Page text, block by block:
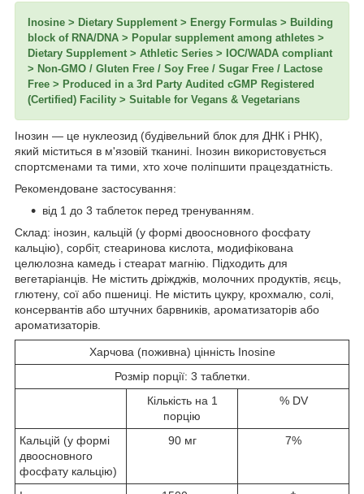
Inosine > Dietary Supplement > Energy Formulas > Building
block of RNA/DNA > Popular supplement among athletes >
Dietary Supplement > Athletic Series > IOC/WADA compliant
> Non-GMO / Gluten Free / Soy Free / Sugar Free / Lactose
Free > Produced in a 3rd Party Audited cGMP Registered
(Certified) Facility > Suitable for Vegans & Vegetarians
Інозин — це нуклеозид (будівельний блок для ДНК і РНК),
який міститься в м'язовій тканині. Інозин використовується
спортсменами та тими, хто хоче поліпшити працездатність.
Рекомендоване застосування:
від 1 до 3 таблеток перед тренуванням.
Склад: інозин, кальцій (у формі двоосновного фосфату
кальцію), сорбіт, стеаринова кислота, модифікована
целюлозна камедь і стеарат магнію. Підходить для
вегетаріанців. Не містить дріжджів, молочних продуктів, яєць,
глютену, сої або пшениці. Не містить цукру, крохмалю, солі,
консервантів або штучних барвників, ароматизаторів або
ароматизаторів.
Харчова (поживна) цінність Inosine
Розмір порції: 3 таблетки.
Кількість на 1
порцію
% DV
Кальцій (у формі
двоосновного
фосфату кальцію)
90 мг 7%